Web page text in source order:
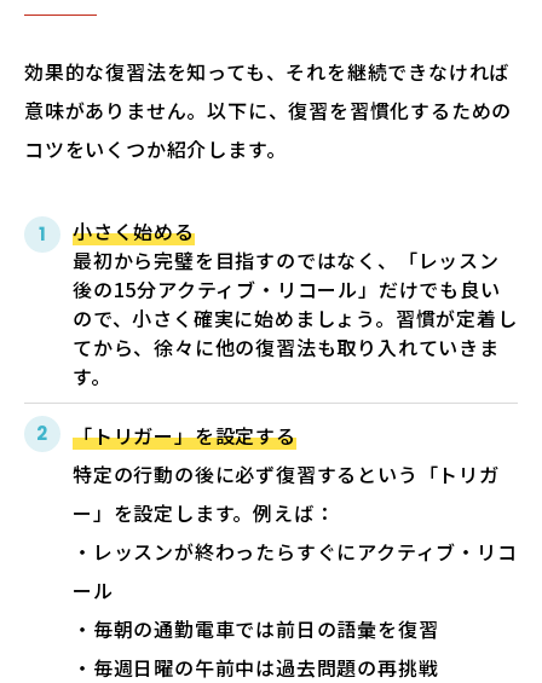
効果的な復習法を知っても、それを継続できなければ
意味がありません。以下に、復習を習慣化するための
コツをいくつか紹介します。
小さく始める
最初から完璧を目指すのではなく、「レッスン
後の15分アクティブ・リコール」だけでも良い
ので、小さく確実に始めましょう。習慣が定着し
てから、徐々に他の復習法も取り入れていきま
す。
「トリガー」を設定する
特定の行動の後に必ず復習するという「トリガ
ー」を設定します。例えば：
・レッスンが終わったらすぐにアクティブ・リコ
ール
・毎朝の通勤電車では前日の語彙を復習
・毎週日曜の午前中は過去問題の再挑戦